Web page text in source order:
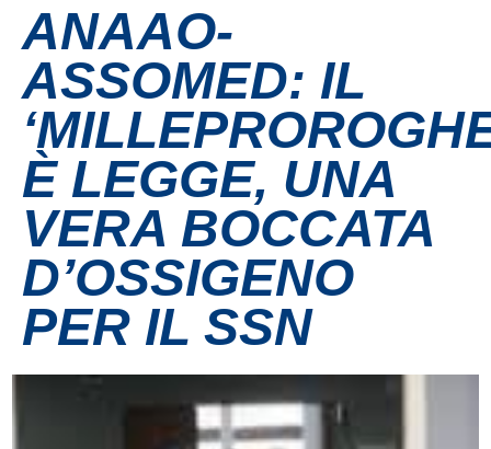
Eventi
Archivio
Contatti
Grandi eventi
Ospedale Virtuale
MotoRare
ANAAO-
ASSOMED: IL
È LEGGE, UNA
VERA BOCCATA
D’OSSIGENO
PER IL SSN